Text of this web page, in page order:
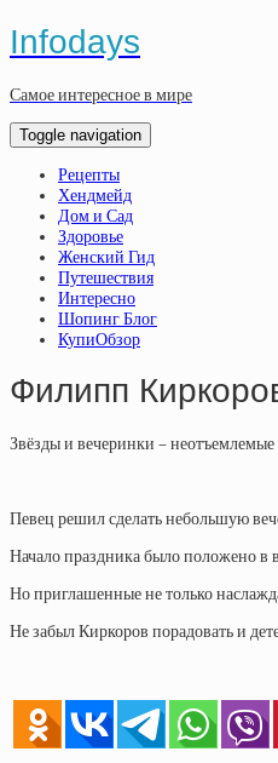
Infodays
Самое интересное в мире
Toggle navigation
Рецепты
Хендмейд
Дом и Сад
Здоровье
Женский Гид
Путешествия
Интересно
Шопинг Блог
КупиОбзор
Филипп
Звёзды и вечеринки –
Певец решил сделать небольшую
Начало праздника было положено в
Но приглашенные не только
Не забыл Киркоров порадовать и